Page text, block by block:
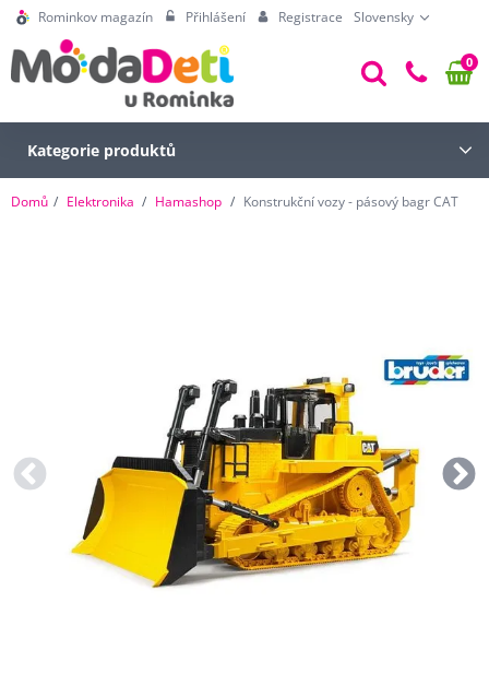
Rominkov magazín Přihlášení Registrace Slovensky
0
Kategorie produktů
Domů Elektronika Hamashop Konstrukční vozy - pásový bagr CAT